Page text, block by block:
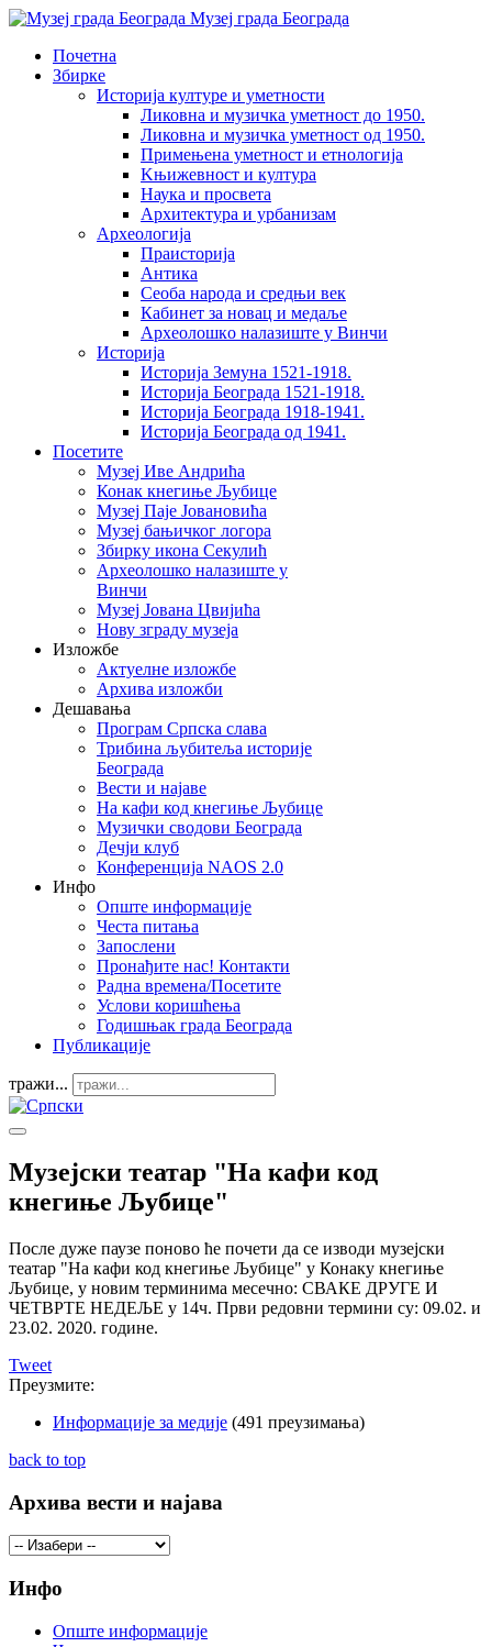
Музеј града Београда
Почетна
Збирке
Историја културе и уметности
Ликовна и музичка уметност до 1950.
Ликовна и музичка уметност од 1950.
Примењена уметност и етнологија
Kњижевност и културa
Наука и просвета
Архитектура и урбанизам
Aрхеологија
Праисторија
Антика
Сеоба народа и средњи век
Кабинет за новац и медаље
Археолошкo налазиште у Винчи
Историја
Историја Земуна 1521-1918.
Историја Београда 1521-1918.
Историја Београда 1918-1941.
Историја Београда од 1941.
Посетите
Музеј Иве Андрића
Конак кнегиње Љубице
Музеј Паје Јовановића
Музеј бањичког логора
Збирку икона Секулић
Археолошко налазиште у
Винчи
Музеј Јована Цвијића
Нову зграду музеја
Изложбе
Актуелне изложбе
Архива изложби
Дешавања
Програм Српска слава
Трибина љубитеља историје
Београда
Beсти и најаве
На кафи код кнегиње Љубице
Музички сводови Београда
Дечји клуб
Конференција NAOS 2.0
Инфо
Опште информације
Честа питања
Запослени
Пронађите нас! Контакти
Радна времена/Посетите
Услови коришћења
Годишњак града Београда
Публикације
тражи...
Музејски театар "На кафи код
кнегиње Љубице"
После дуже паузе поново ће почети да се изводи музејски
театар "На кафи код кнегиње Љубице" у Конаку кнегиње
Љубице, у новим терминима месечно: СВАКЕ ДРУГЕ И
ЧЕТВРТЕ НЕДЕЉЕ у 14ч. Први редовни термини су: 09.02. и
23.02. 2020. године.
Tweet
Преузмите:
Информације за медије (491 преузимања)
back to top
Архива вести и најава
Инфо
Опште информације